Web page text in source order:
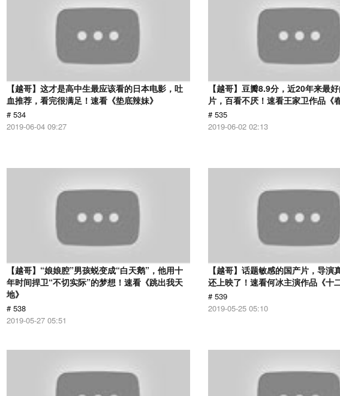
【越哥】这才是高中生最应该看的日本电影，吐
血推荐，看完很满足！速看《垫底辣妹》
# 534
2019-06-04 09:27
【越哥】豆瓣8.9分，近20年来最
片，百看不厌！速看王家卫作品《
# 535
2019-06-02 02:13
【越哥】“娘娘腔”男孩蜕变成“白天鹅”，他用十
年时间捍卫“不切实际”的梦想！速看《跳出我天
地》
# 538
2019-05-27 05:51
【越哥】话题敏感的国产片，导演
还上映了！速看何冰主演作品《十
# 539
2019-05-25 05:10